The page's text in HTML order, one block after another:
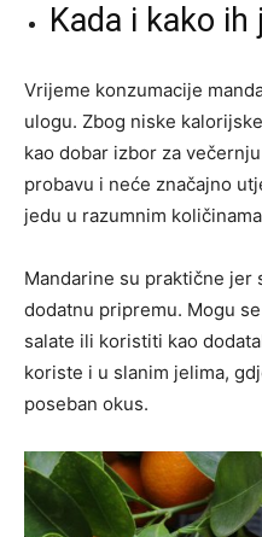
Kada i kako
Vrijeme konzumacije
ulogu. Zbog niske
kao dobar izbor za
probavu i neće značajno
jedu u razumnim
Mandarine su praktične jer
dodatnu pripremu. Mogu
salate ili koristiti kao
koriste i u slanim jelima,
poseban okus.